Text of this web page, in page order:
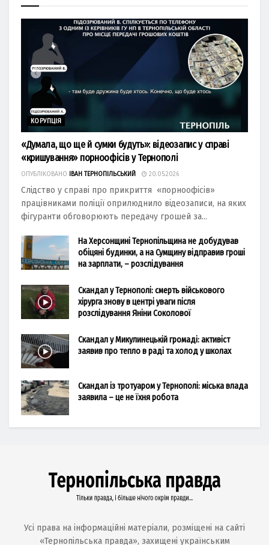
КОРУПЦІЯ
«Думала, що ще й сумки будуть»: відеозапис у справі
«кришування» порноофісів у Тернополі
ОПУБЛІКОВАНО ІВАН ТЕРНОПІЛЬСЬКИЙ 20.05.2026
Слідство у справі про прикриття «порноофісів»
працівниками поліції оприлюднило відеозаписи, на яких
фігуранти обговорюють передачу грошей за...
На Херсонщині Тернопільщина не добудував
обіцяні будинки, а на Сумщину відправив гроші
на зарплати, – розслідування
Скандал у Тернополі: смерть військового
хірурга знову в центрі уваги після
розслідування Яніни Соколової
Скандал у Микулинецькій громаді: активіст
заявив про тепло в раді та холод у школах
Скандал із тротуаром у Тернополі: міська влада
заявила – це не їхня робота
Усі права на інформаційні матеріали, розміщені на сайті
«Тернопільська правда», захищені українським